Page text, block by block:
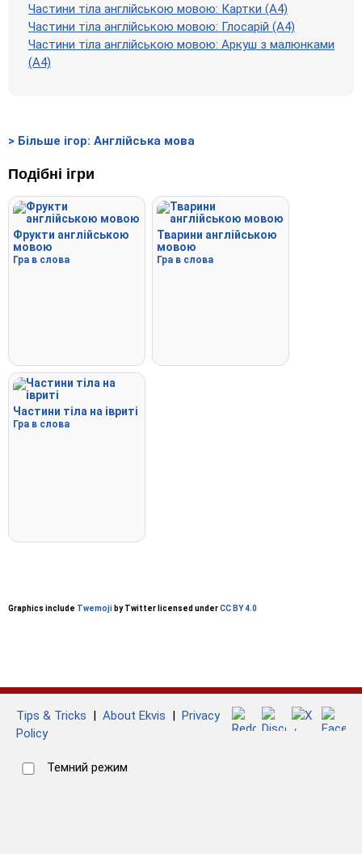
Частини тіла англійською мовою: Картки (A4)
Частини тіла англійською мовою: Глосарій (A4)
Частини тіла англійською мовою: Аркуш з малюнками
(А4)
> Більше ігор: Англійська мова
Подібні ігри
Фрукти англійською
мовою
Гра в слова
Тварини англійською
мовою
Гра в слова
Частини тіла на івриті
Гра в слова
Graphics include Twemoji by Twitter licensed underCC BY 4.0
Tips & Tricks | About Ekvis | Privacy
Policy
Темний режим